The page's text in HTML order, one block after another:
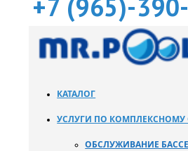
+7 (965)-
КАТАЛОГ
УСЛУГИ ПО
ОБСЛУЖИВАНИЕ